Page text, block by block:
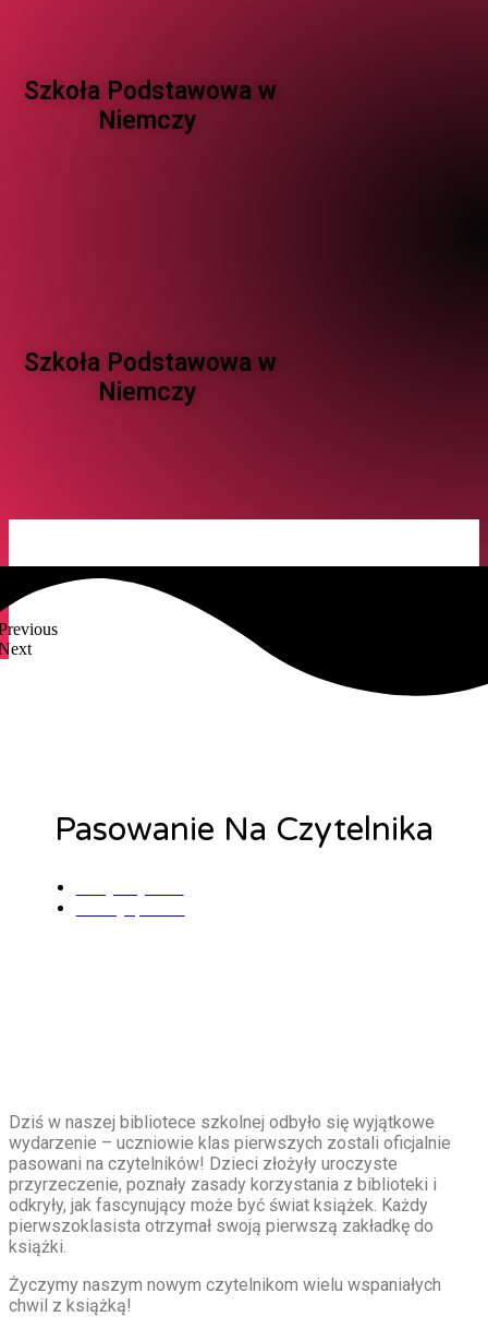
Szkoła Podstawowa w
Niemczy ​
Szkoła Podstawowa w
Niemczy ​
Pasowanie Na Czytelnika
Dziś w naszej bibliotece szkolnej odbyło się wyjątkowe
wydarzenie – uczniowie klas pierwszych zostali oficjalnie
pasowani na czytelników! Dzieci złożyły uroczyste
przyrzeczenie, poznały zasady korzystania z biblioteki i
odkryły, jak fascynujący może być świat książek. Każdy
pierwszoklasista otrzymał swoją pierwszą zakładkę do
książki.
Życzymy naszym nowym czytelnikom wielu wspaniałych
chwil z książką!